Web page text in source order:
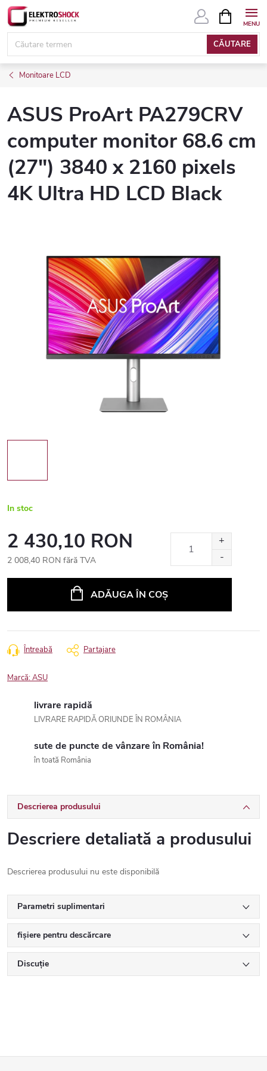
Treci
conținut
CĂUTARE
COŞ
DE
Monitoare LCD
ASUS ProArt PA279CRV
computer monitor 68.6 cm
(27") 3840 x 2160 pixels
4K Ultra HD LCD Black
In stoc
2 430,10 RON
2 008,40 RON fără TVA
ADĂUGA ÎN COŞ
Întreabă Partajare
Marcă:ASU
livrare rapidă
LIVRARE RAPIDĂ ORIUNDE ÎN ROMÂNIA
sute de puncte de vânzare în România!
în toată România
Descrierea produsului
Descriere detaliată a produsului
Descrierea produsului nu este disponibilă
Parametri suplimentari
fișiere pentru descărcare
Discuţie